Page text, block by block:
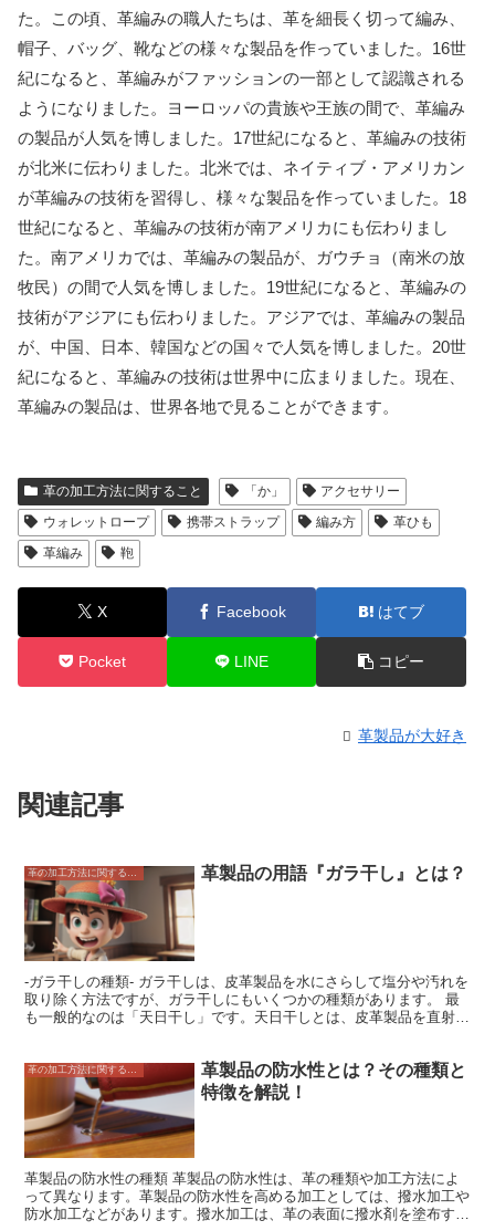
た。この頃、革編みの職人たちは、革を細長く切って編み、
帽子、バッグ、靴などの様々な製品を作っていました。16世
紀になると、革編みがファッションの一部として認識される
ようになりました。ヨーロッパの貴族や王族の間で、革編み
の製品が人気を博しました。17世紀になると、革編みの技術
が北米に伝わりました。北米では、ネイティブ・アメリカン
が革編みの技術を習得し、様々な製品を作っていました。18
世紀になると、革編みの技術が南アメリカにも伝わりまし
た。南アメリカでは、革編みの製品が、ガウチョ（南米の放
牧民）の間で人気を博しました。19世紀になると、革編みの
技術がアジアにも伝わりました。アジアでは、革編みの製品
が、中国、日本、韓国などの国々で人気を博しました。20世
紀になると、革編みの技術は世界中に広まりました。現在、
革編みの製品は、世界各地で見ることができます。
革の加工方法に関すること 「か」
アクセサリー
ウォレットロープ
携帯ストラップ 編み方
革ひも
革編み
鞄
X Facebook はてブ
Pocket LINE コピー
革製品が大好き
関連記事
革製品の用語『ガラ干し』とは？
-ガラ干しの種類- ガラ干しは、皮革製品を水にさらして塩分や汚れを
取り除く方法ですが、ガラ干しにもいくつかの種類があります。 最
も一般的なのは「天日干し」です。天日干しとは、皮革製品を直射日
能性があるため、注意が必要です。 「陰干し」は、皮革製品を直射
日光を避け、風通しの良い場所で乾燥させる方法です。陰干しは、天
日干しよりも時間がかかりますが、皮革製品に悪影響を与える可能性
が低くなります。 「木陰干し」は、皮革製品を木陰に吊るして乾燥
させる方法です。木陰干しは、陰干しよりも風通しがよく、皮革製品
を短時間で乾燥させることができます。 ガラ干しは、皮革製品を長
持ちさせるために必要な作業です。ガラ干しをすることで、皮革製品
の塩分や汚れを取り除き、皮革製品を柔らかくすることができます。
革製品の防水性とは？その種類と
特徴を解説！
革製品の防水性の種類 革製品の防水性は、革の種類や加工方法によ
って異なります。革製品の防水性を高める加工としては、撥水加工や
防水加工などがあります。撥水加工は、革の表面に撥水剤を塗布する